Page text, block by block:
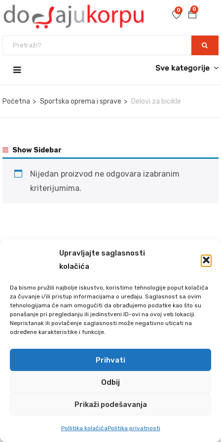
Upravljajte saglasnosti
kolačića
Da bismo pružili najbolje iskustvo, koristimo tehnologije poput kolačića
za čuvanje i/ili pristup informacijama o uređaju. Saglasnost sa ovim
tehnologijama će nam omogućiti da obrađujemo podatke kao što su
ponašanje pri pregledanju ili jedinstveni ID-ovi na ovoj veb lokaciji.
Nepristanak ili povlačenje saglasnosti može negativno uticati na
određene karakteristike i funkcije.
Prihvati
Odbij
Prikaži podešavanja
Pollitika kolačićaPolitika privatnosti
0
0
Sve kategorije
Početna Sportska oprema i sprave Delovi za bicikle
Show Sidebar
Nijedan proizvod ne odgovara izabranim
kriterijumima.
SEARCH CART MOJ NALOG